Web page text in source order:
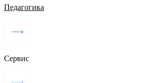
Педагогика
Сервис